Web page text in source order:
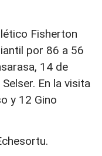
Fisherton
por 86 a 56
14 de
En la visita
y 12 Gino